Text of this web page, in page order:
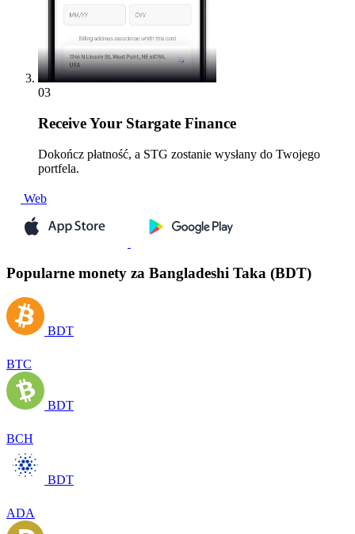
03
ReceiveYour Stargate Finance
Dokończ płatność, a STG zostanie wysłany do Twojego
portfela.
Web
Popularne monety za Bangladeshi Taka (BDT)
BDT
BTC
BDT
BCH
BDT
ADA